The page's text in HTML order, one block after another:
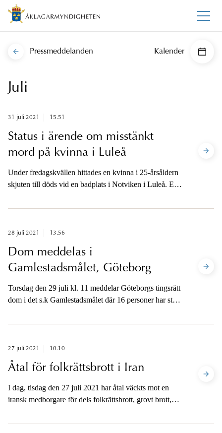
Pressmeddelanden Kalender
Juli
31 juli 2021 15.51
Status i ärende om misstänkt
mord på kvinna i Luleå
Under fredagskvällen hittades en kvinna i 25-årsåldern
skjuten till döds vid en badplats i Notviken i Luleå. En
lördag och är nu anhållen på sannolika skäl misstänkt
någon fara för allmänheten föreligger inte, enligt
28 juli 2021 13.56
Dom meddelas i
Gamlestadsmålet, Göteborg
Torsdag den 29 juli kl. 11 meddelar Göteborgs tingsrätt
dom i det s.k Gamlestadsmålet där 16 personer har stått
till mord inom en av konflikterna i Biskopsgården i
media på telefon för att kommentera domen.
27 juli 2021 10.10
Åtal för folkrättsbrott i Iran
I dag, tisdag den 27 juli 2021 har åtal väckts mot en
iransk medborgare för dels folkrättsbrott, grovt brott,
Kristina Lindhoff Carleson och Martina Winslow är